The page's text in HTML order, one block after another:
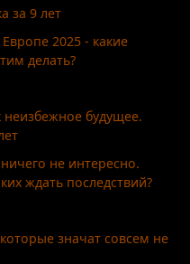
за 9 лет
2025 - какие
делать?
будущее.
не интересно.
ждать последствий?
значат совсем не